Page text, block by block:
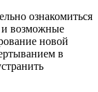
ознакомиться
и возможные
новой
в